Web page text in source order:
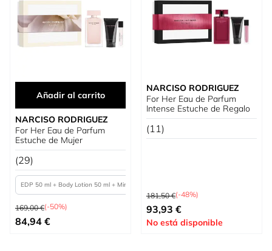
Añadir al carrito
NARCISO RODRIGUEZ
For Her Eau de Parfum
Estuche de Mujer
(29)
EDP 50 ml + Body Lotion 50 ml + Mini
EDP 100 ml + Body Lotion 50 ml + Mini
EDP 100 ml + Body Lotion 50 ml + Mini 10 ml
Precio habitual
169,00 €(-50%)
Tan bajo como
84,94 €
NARCISO RODRIGUEZ
For Her Eau de Parfum
Intense Estuche de Regalo
(11)
Precio habitual
181,50 €(-48%)
Tan bajo como
93,93 €
No está disponible